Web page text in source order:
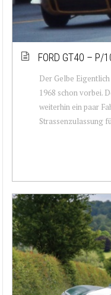
FORD GT40 – P/
Der Gelbe
1968 schon vorbei.
weiterhin ein paar
Strassenzulassung